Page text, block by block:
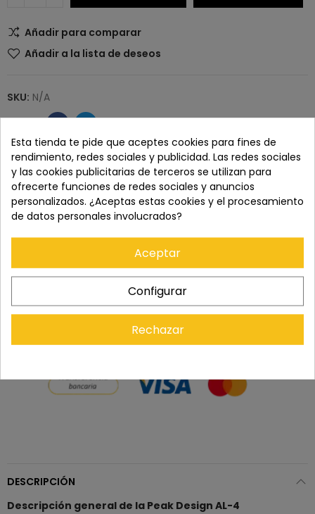
Añadir para comparar
Añadir a la lista de deseos
SKU: N/A
Paga con tranquilidad en nuestro TPV virtual 100%
seguro.
Los pedidos se entregan en un plazo de 5 a 7 días
laborables.
Recuerda que tienes 15 días, desde la recepción
del pedido, para solicitar la devolución.
DESCRIPCIÓN
Descripción general de la Peak Design AL-4
Esta tienda te pide que aceptes cookies para fines de
rendimiento, redes sociales y publicidad. Las redes sociales
y las cookies publicitarias de terceros se utilizan para
ofrecerte funciones de redes sociales y anuncios
personalizados. ¿Aceptas estas cookies y el procesamiento
de datos personales involucrados?
Aceptar
Configurar
Rechazar